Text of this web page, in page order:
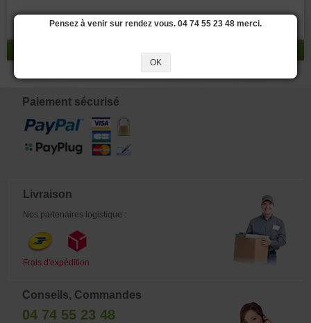
Paiement sécurisé
Livraison
Nos partenaires logistique :
Frais d'expédition
Conseils, Commandes
04 74 55 23 48
Pensez à venir sur rendez vous. 04 74 55 23 48 merci.
OK